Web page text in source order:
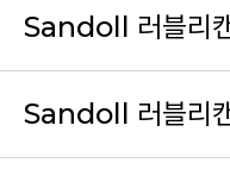
Sandoll 러블리
Sandoll 러블리